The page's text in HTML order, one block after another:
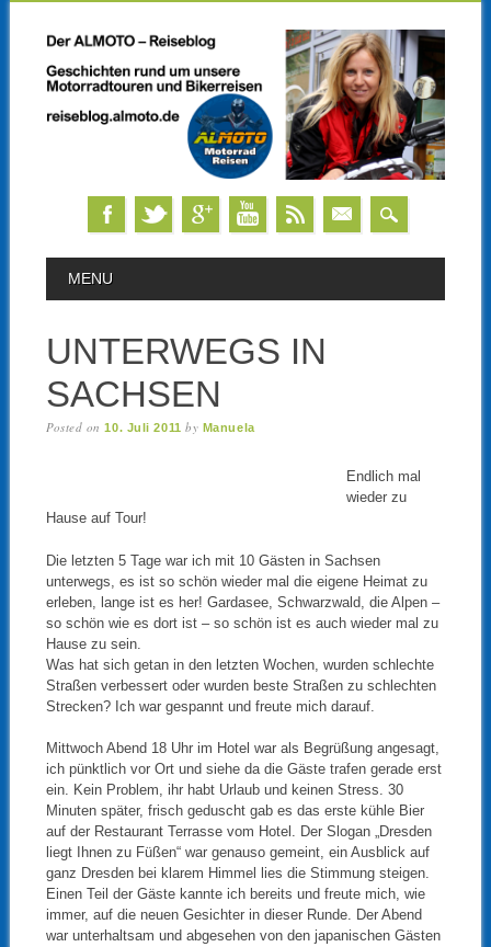
MAIN MENU
MENU
UNTERWEGS IN
SACHSEN
Posted on10. Juli 2011 by Manuela
Endlich mal
wieder zu
Hause auf Tour!
Die letzten 5 Tage war ich mit 10 Gästen in Sachsen
unterwegs, es ist so schön wieder mal die eigene Heimat zu
erleben, lange ist es her! Gardasee, Schwarzwald, die Alpen –
so schön wie es dort ist – so schön ist es auch wieder mal zu
Hause zu sein.
Was hat sich getan in den letzten Wochen, wurden schlechte
Straßen verbessert oder wurden beste Straßen zu schlechten
Strecken? Ich war gespannt und freute mich darauf.
Mittwoch Abend 18 Uhr im Hotel war als Begrüßung angesagt,
ich pünktlich vor Ort und siehe da die Gäste trafen gerade erst
ein. Kein Problem, ihr habt Urlaub und keinen Stress. 30
Minuten später, frisch geduscht gab es das erste kühle Bier
auf der Restaurant Terrasse vom Hotel. Der Slogan „Dresden
liegt Ihnen zu Füßen“ war genauso gemeint, ein Ausblick auf
ganz Dresden bei klarem Himmel lies die Stimmung steigen.
Einen Teil der Gäste kannte ich bereits und freute mich, wie
immer, auf die neuen Gesichter in dieser Runde. Der Abend
war unterhaltsam und abgesehen von den japanischen Gästen